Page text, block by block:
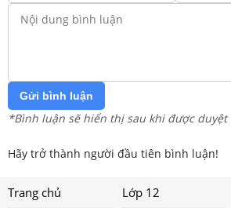
Gửi bình luận
*Bình luận sẽ hiển thị sau khi được duyệt
Hãy trở thành người đầu tiên bình luận!
Trang chủ Lớp 12